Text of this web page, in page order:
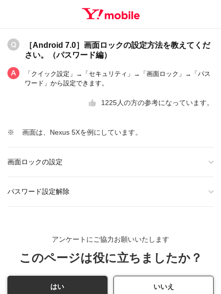
［Android 7.0］画面ロックの設定方法を教えてくだ
さい。（パスワード編）
「クイック設定」→「セキュリティ」→「画面ロック」→「パス
ワード」から設定できます。
1225人の方の参考になっています。
※ 画面は、Nexus 5Xを例にしています。
画面ロックの設定
パスワード設定解除
アンケートにご協力お願いいたします
このページは役に立ちましたか？
はい いいえ